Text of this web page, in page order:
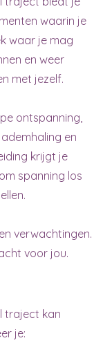
waarin je
waar je mag
en weer
met jezelf.
ontspanning,
en
krijgt je
spanning los
verwachtingen.
voor jou.
traject kan
je: